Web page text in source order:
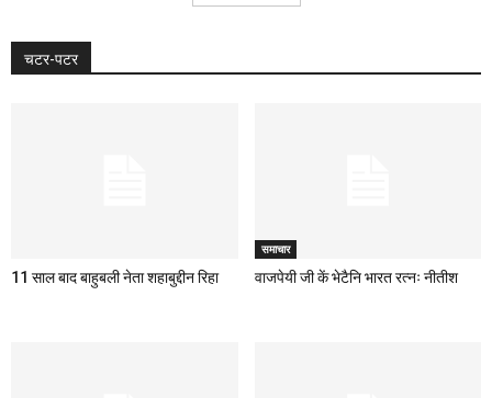
चटर-पटर
11 साल बाद बाहुबली नेता शहाबुद्दीन रिहा
समाचार
वाजपेयी जी कें भेटैनि भारत रत्नः नीतीश